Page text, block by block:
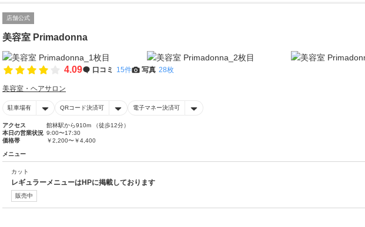
店舗公式
美容室 Primadonna
4.09 口コミ 15件 写真 28枚
美容室・ヘアサロン
駐車場有 QRコード決済可 電子マネー決済可
アクセス
館林駅から910m （徒歩12分）
本日の営業状況 9:00〜17:30
価格帯
￥2,200〜￥4,400
メニュー
カット
レギュラーメニューはHPに掲載しております
販売中